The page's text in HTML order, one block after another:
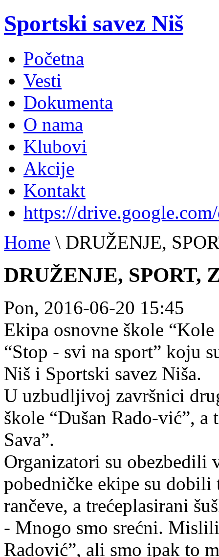
Sportski savez Niš
Početna
Vesti
Dokumenta
O nama
Klubovi
Akcije
Kontakt
https://
Home \ DRUŽENJE,
DRUŽENJE, SPORT,
Pon, 2016-06-20 15:45
Ekipa osnovne škole
“Stop - svi na sport” koju
Niš i Sportski savez Niša.
U uzbudljivoj završnici
škole “Dušan Rado-vić”, a
Sava”.
Organizatori su obezbedili
pobedničke ekipe su dobili
rančeve, a trećeplasirani
- Mnogo smo srećni.
Radović”, ali smo ipak to